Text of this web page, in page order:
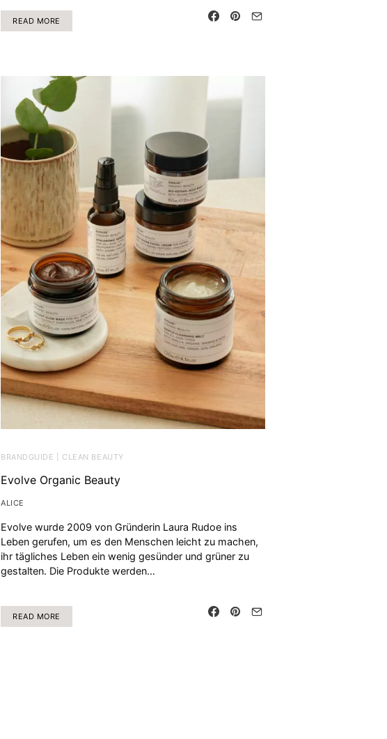
READ MORE
BRANDGUIDE | CLEAN BEAUTY
Evolve Organic Beauty
ALICE
Evolve wurde 2009 von Gründerin Laura Rudoe ins
Leben gerufen, um es den Menschen leicht zu machen,
ihr tägliches Leben ein wenig gesünder und grüner zu
gestalten. Die Produkte werden…
READ MORE